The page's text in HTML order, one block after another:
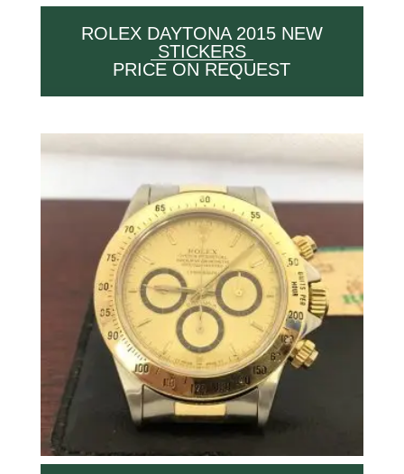
ROLEX DAYTONA 2015 NEW
STICKERS
PRICE ON REQUEST